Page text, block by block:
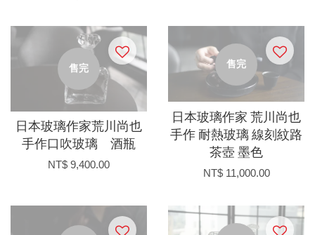
售完
日本玻璃作家荒川尚也
手作口吹玻璃 酒瓶
NT$ 9,400.00
售完
日本玻璃作家 荒川尚也
手作 耐熱玻璃 線刻紋路
茶壺 墨色
NT$ 11,000.00